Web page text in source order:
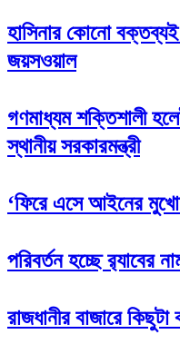
হাসিনার কোনো
জয়সওয়াল
গণমাধ্যম শক্তিশালী
স্থানীয় সরকারমন্ত্রী
‘ফিরে এসে আইনের
পরিবর্তন হচ্ছে র‌্যাবের
রাজধানীর বাজারে